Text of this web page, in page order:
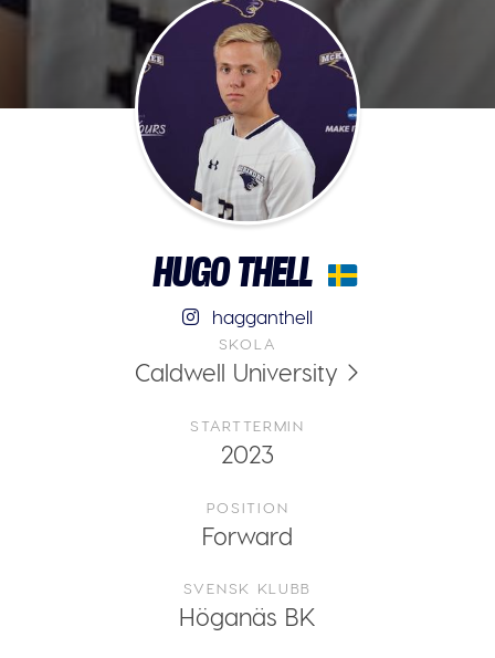
HUGO THELL
hagganthell
SKOLA
Caldwell University
STARTTERMIN
2023
POSITION
Forward
SVENSK KLUBB
Höganäs BK